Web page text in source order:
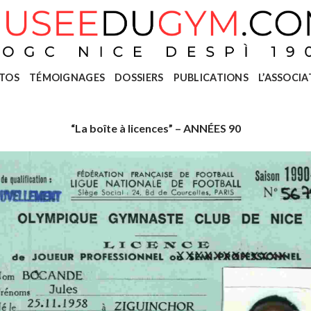
TÉMOIGNAGES DOSSIERS PUBLICATIONS
“La boîte à licences” – ANNÉES 90